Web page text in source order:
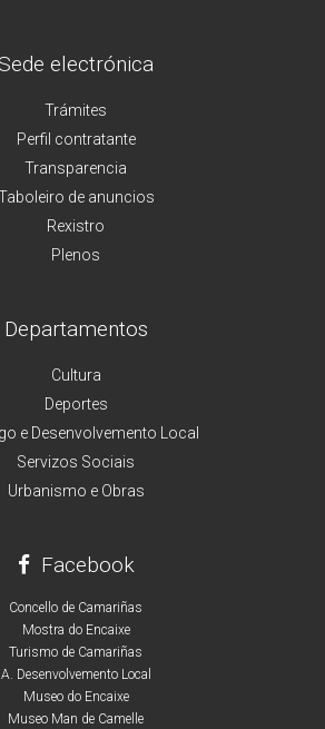
Sede electrónica
Trámites
Perfil contratante
Transparencia
de anuncios
Rexistro
Plenos
Departamentos
Cultura
Deportes
e Desenvolvemento Local
Servizos Sociais
Urbanismo e Obras
Facebook
Concello de Camariñas
Mostra do Encaixe
Turismo de Camariñas
A. Desenvolvemento Local
Museo do Encaixe
Museo Man de Camelle